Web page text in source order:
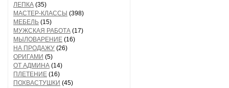
ЛЕПКА (35)
МАСТЕР-КЛАССЫ (398)
МЕБЕЛЬ (15)
МУЖСКАЯ РАБОТА (17)
МЫЛОВАРЕНИЕ (16)
НА ПРОДАЖУ (26)
ОРИГАМИ (5)
ОТ АДМИНА (14)
ПЛЕТЕНИЕ (16)
ПОХВАСТУШКИ (45)